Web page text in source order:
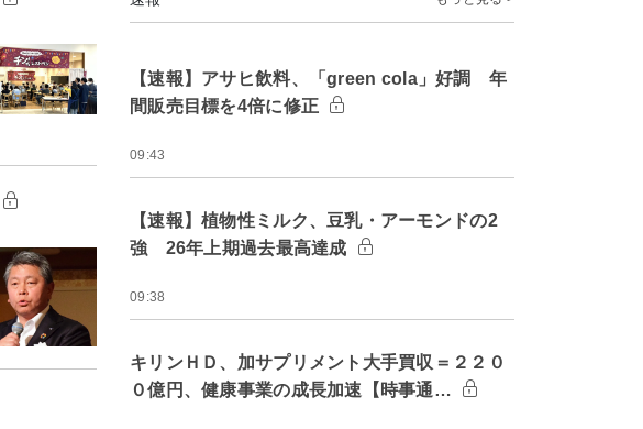
【速報】アサヒ飲料、「green cola」好調 年
間販売目標を4倍に修正
09:43
【速報】植物性ミルク、豆乳・アーモンドの2
強 26年上期過去最高達成
09:38
キリンＨＤ、加サプリメント大手買収＝２２０
０億円、健康事業の成長加速【時事通…